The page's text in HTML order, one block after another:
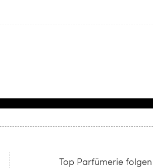
Top Parfümerie folgen